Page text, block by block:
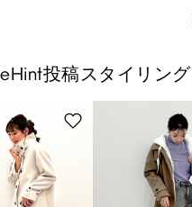
投稿スタイリング